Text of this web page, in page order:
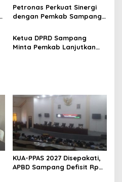
Petronas Perkuat Sinergi
dengan Pemkab Sampang
Ketua DPRD Sampang
Minta Pemkab Lanjutkan
KUA-PPAS 2027 Disepakati,
APBD Sampang Defisit Rp